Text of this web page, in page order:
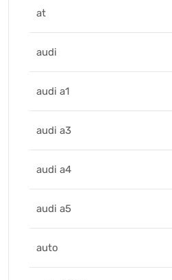
at
audi
audi a1
audi a3
audi a4
audi a5
auto